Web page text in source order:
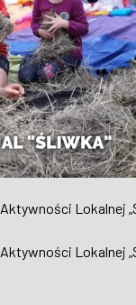
Lokalnej
Lokalnej